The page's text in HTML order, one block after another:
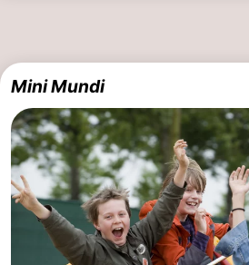
Het
Zwin
Contact
Mini Mundi